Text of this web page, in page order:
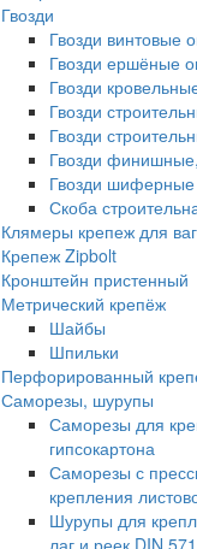
Гвозди
Гвозди винтовые
Гвозди ершёные
Гвозди
Гвозди
Гвозди
Гвозди
Гвозди шиферные
Скоба
Клямеры крепеж для
Крепеж Zipbolt
Кронштейн пристенный
Метрический крепёж
Шайбы
Шпильки
Перфорированный
Саморезы, шурупы
Саморезы для
гипсокартона
Саморезы с
крепления
Шурупы для